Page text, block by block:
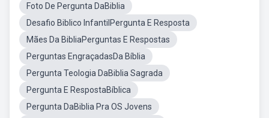
Foto De Pergunta DaBiblia
Desafio Biblico InfantilPergunta E Resposta
Mães Da BibliaPerguntas E Respostas
Perguntas EngraçadasDa Bíblia
Pergunta Teologia DaBiblia Sagrada
Pergunta E RespostaBíblica
Pergunta DaBiblia Pra OS Jovens